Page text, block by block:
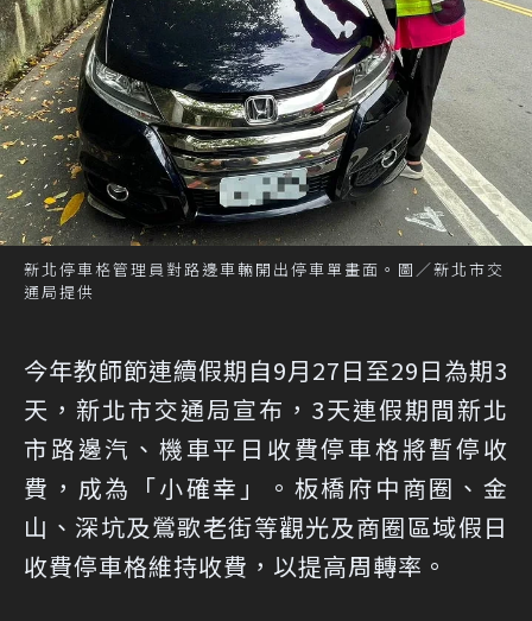
新北停車格管理員對路邊車輛開出停車單畫面。圖／新北市交
通局提供
今年教師節連續假期自9月27日至29日為期3
天，新北市交通局宣布，3天連假期間新北
市路邊汽、機車平日收費停車格將暫停收
費，成為「小確幸」。板橋府中商圈、金
山、深坑及鶯歌老街等觀光及商圈區域假日
收費停車格維持收費，以提高周轉率。